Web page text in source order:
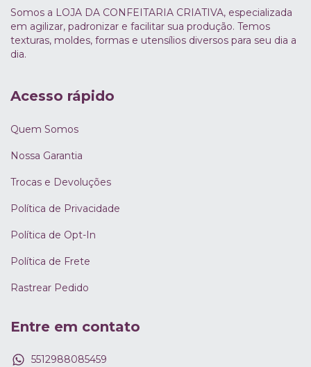
Somos a LOJA DA CONFEITARIA CRIATIVA, especializada
em agilizar, padronizar e facilitar sua produção. Temos
texturas, moldes, formas e utensílios diversos para seu dia a
dia.
Acesso rápido
Quem Somos
Nossa Garantia
Trocas e Devoluções
Política de Privacidade
Política de Opt-In
Política de Frete
Rastrear Pedido
Entre em contato
5512988085459